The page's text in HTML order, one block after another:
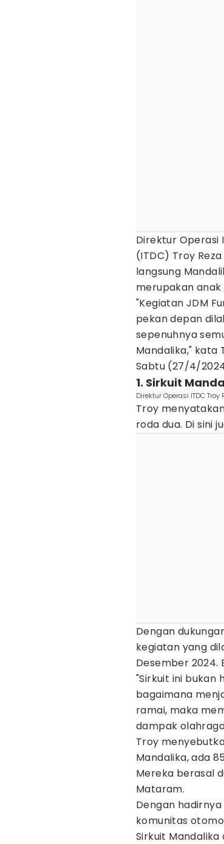
Direktur Operasi
(ITDC) Troy
langsung
merupakan anak
"Kegiatan JDM
pekan depan
sepenuhnya
Mandalika," kata
Sabtu (27/4/
1. Sirkuit
Direktur Operasi ITDC
Troy
roda dua. Di sini
Dengan
kegiatan yang
Desember 2024.
"Sirkuit ini
bagaimana
ramai, maka
dampak
Troy
Mandalika, ada
Mereka berasal
Mataram.
Dengan
komunitas
Sirkuit